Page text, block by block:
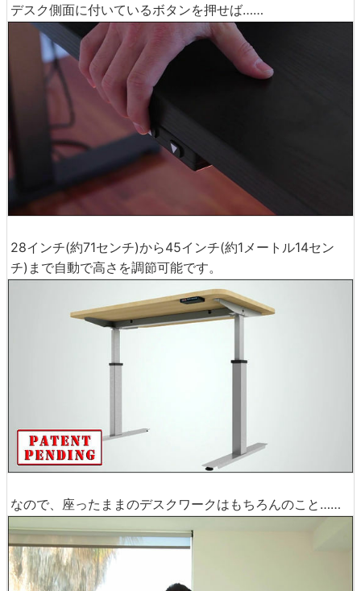
デスク側面に付いているボタンを押せば……
28インチ(約71センチ)から45インチ(約1メートル14セン
チ)まで自動で高さを調節可能です。
なので、座ったままのデスクワークはもちろんのこと……